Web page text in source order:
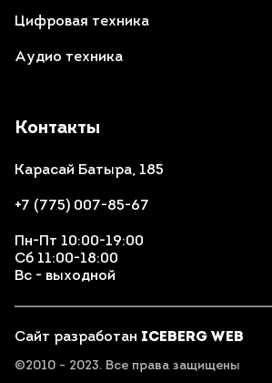
Контакты
Карасай Батыра, 185
+7 (775) 007-85-67
Пн-Пт 10:00-19:00
Сб 11:00-18:00
Вс - выходной
Сайт разработан ICEBERG WEB
©2010 - 2023. Все права защищены
Цифровая техника
Аудио техника